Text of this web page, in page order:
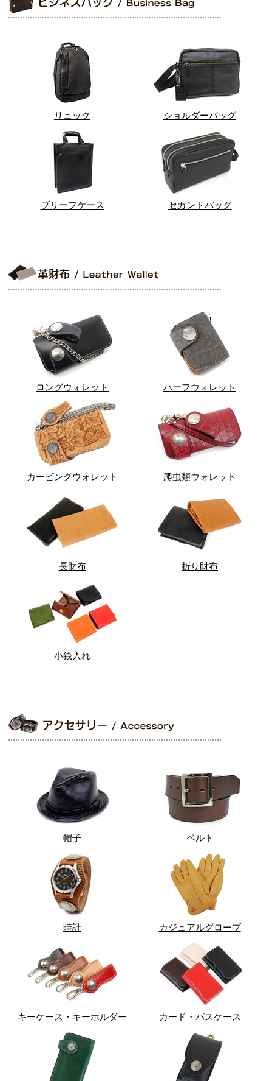
リュック ショルダーバッグ
ブリーフケース セカンドバッグ
ロングウォレット ハーフウォレット
カービングウォレット 爬虫類ウォレット
長財布 折り財布
小銭入れ
帽子 ベルト
時計 カジュアルグローブ
キーケース・キーホルダー カード・パスケース